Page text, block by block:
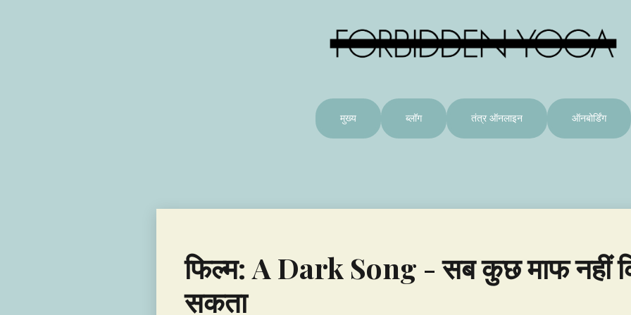
मुख्य ब्लॉग तंत्र ऑनलाइन ऑनबोर्डिंग
फिल्म: A Dark Song - सब कुछ माफ नहीं
सकता